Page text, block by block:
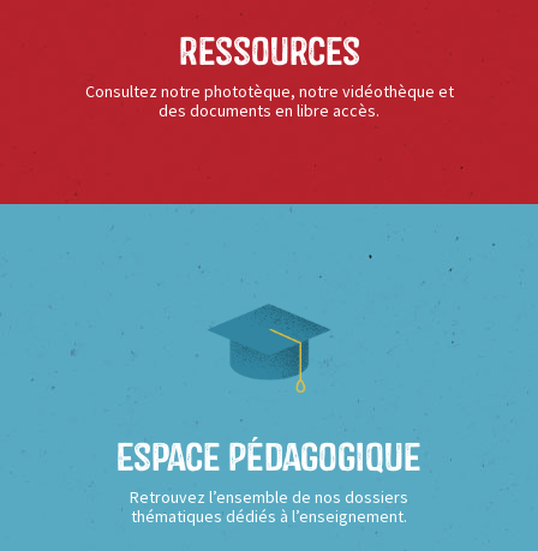
Ressources
Consultez notre phototèque, notre vidéothèque et
des documents en libre accès.
Espace Pédagogique
Retrouvez l’ensemble de nos dossiers
thématiques dédiés à l’enseignement.